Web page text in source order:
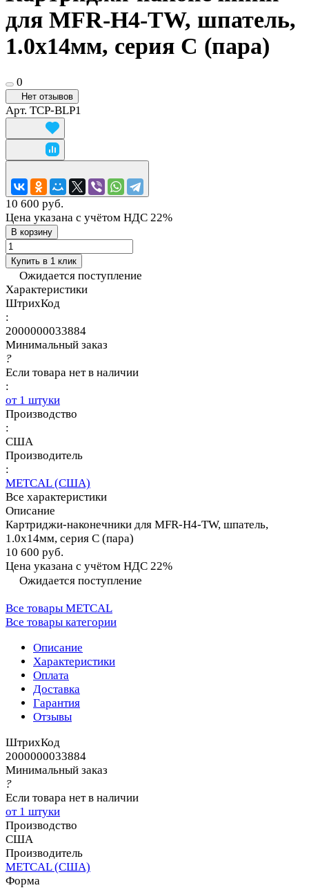
для MFR-H4-TW, шпатель,
1.0х14мм, серия C (пара)
0
Нет отзывов
Арт. TCP-BLP1
10 600 руб.
Цена указана с учётом НДС 22%
В корзину
Купить в 1 клик
Ожидается поступление
Характеристики
ШтрихКод
:
2000000033884
Минимальный заказ
?
Если товара нет в наличии
:
от 1 штуки
Производство
:
США
Производитель
:
METCAL (США)
Все характеристики
Описание
Картриджи-наконечники для MFR-H4-TW, шпатель,
1.0х14мм, серия C (пара)
10 600 руб.
Цена указана с учётом НДС 22%
Ожидается поступление
Все товары METCAL
Все товары категории
Описание
Характеристики
Оплата
Доставка
Гарантия
Отзывы
ШтрихКод
2000000033884
Минимальный заказ
?
Если товара нет в наличии
от 1 штуки
Производство
США
Производитель
METCAL (США)
Форма